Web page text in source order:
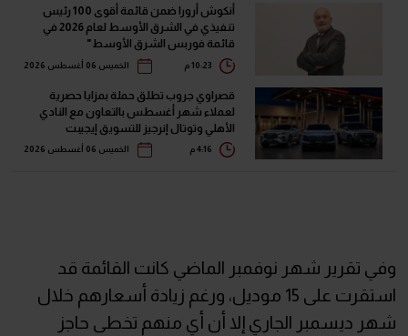
أنكوش أرورا ضمن قائمة أقوى 100 رئيس
تنفيذي في الشرق الأوسط لعام 2026 في
قائمة فوربس الشرق الأوسط"
الخميس 06 أغسطس 2026
قصراوي جروب تطلق حملة بمزايا حصرية
لعملاء شهر أغسطس بالتعاون مع النادي
الأهلي وتوتال إنرجيز للتسويق إيجيبت
الخميس 06 أغسطس 2026
وفي تقرير شهر نوفمبر الماضي كانت القائمة قد
استقرت على 15 موديل، ورغم زيادة أسعارهم خلال
شهر ديسمبر الجاري إلا أن أي منهم تخطى حاجز